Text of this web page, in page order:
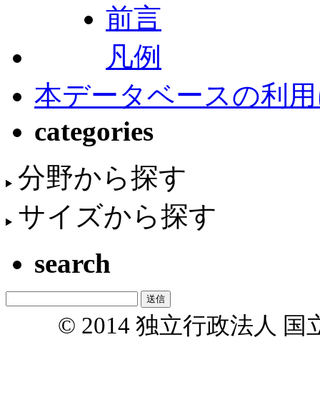
前言
凡例
本データベースの利
categories
分野から探す
サイズから探す
search
© 2014 独立行政法人 国